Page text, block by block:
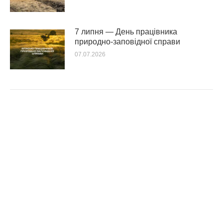
7 липня — День працівника
природно-заповідної справи
07.07.2026